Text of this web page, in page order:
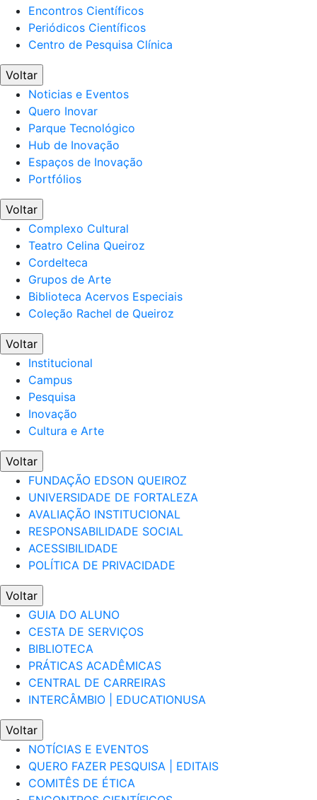
Encontros Científicos
Periódicos Científicos
Centro de Pesquisa Clínica
Voltar
Noticias e Eventos
Quero Inovar
Parque Tecnológico
Hub de Inovação
Espaços de Inovação
Portfólios
Voltar
Complexo Cultural
Teatro Celina Queiroz
Cordelteca
Grupos de Arte
Biblioteca Acervos Especiais
Coleção Rachel de Queiroz
Voltar
Institucional
Campus
Pesquisa
Inovação
Cultura e Arte
Voltar
FUNDAÇÃO EDSON QUEIROZ
UNIVERSIDADE DE FORTALEZA
AVALIAÇÃO INSTITUCIONAL
RESPONSABILIDADE SOCIAL
ACESSIBILIDADE
POLÍTICA DE PRIVACIDADE
Voltar
GUIA DO ALUNO
CESTA DE SERVIÇOS
BIBLIOTECA
PRÁTICAS ACADÊMICAS
CENTRAL DE CARREIRAS
INTERCÂMBIO | EDUCATIONUSA
Voltar
NOTÍCIAS E EVENTOS
QUERO FAZER PESQUISA | EDITAIS
COMITÊS DE ÉTICA